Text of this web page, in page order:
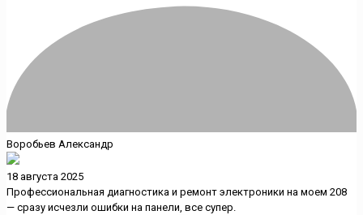
Воробьев Александр
18 августа 2025
Профессиональная диагностика и ремонт электроники на моем 208
— сразу исчезли ошибки на панели, все супер.